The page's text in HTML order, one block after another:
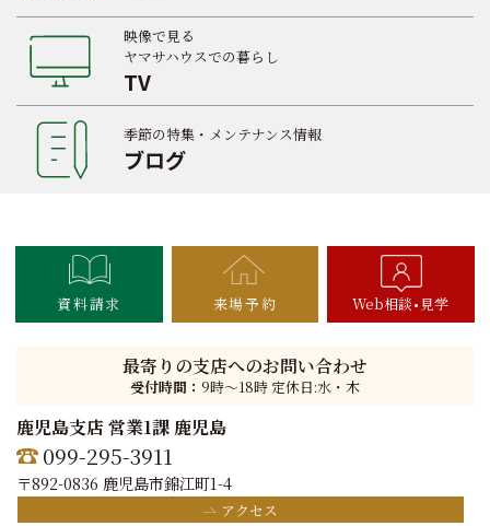
映像で見る
ヤマサハウスでの暮らし
TV
季節の特集・メンテナンス情報
ブログ
資料請求 来場予約 Web相談 見学
最寄りの支店へのお問い合わせ
受付時間： 9時〜18時 定休日:水・木
鹿児島支店 営業1課 鹿児島
099-295-3911
〒892-0836 鹿児島市錦江町1-4
アクセス